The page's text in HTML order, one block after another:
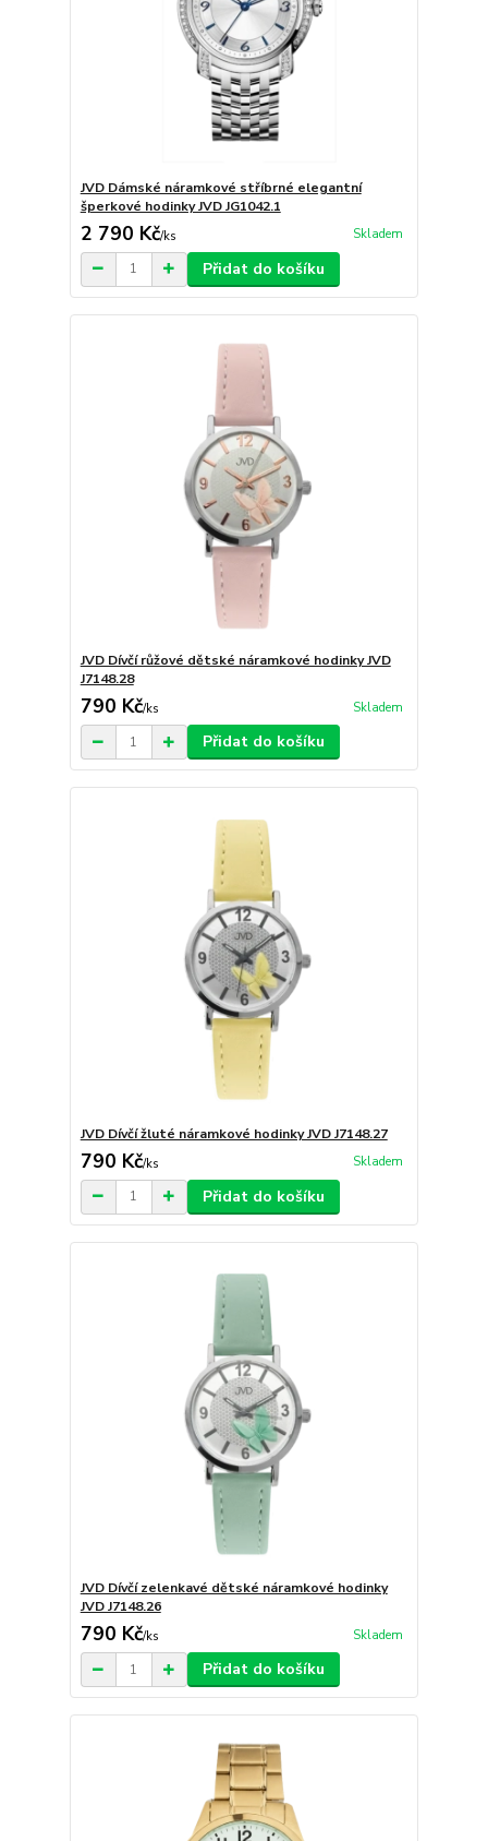
JVD Dámské náramkové stříbrné elegantní
šperkové hodinky JVD JG1042.1
2 790 Kč/ks Skladem
Přidat do košíku
JVD Dívčí růžové dětské náramkové hodinky JVD
J7148.28
790 Kč/ks Skladem
Přidat do košíku
JVD Dívčí žluté náramkové hodinky JVD J7148.27
790 Kč/ks Skladem
Přidat do košíku
JVD Dívčí zelenkavé dětské náramkové hodinky
JVD J7148.26
790 Kč/ks Skladem
Přidat do košíku